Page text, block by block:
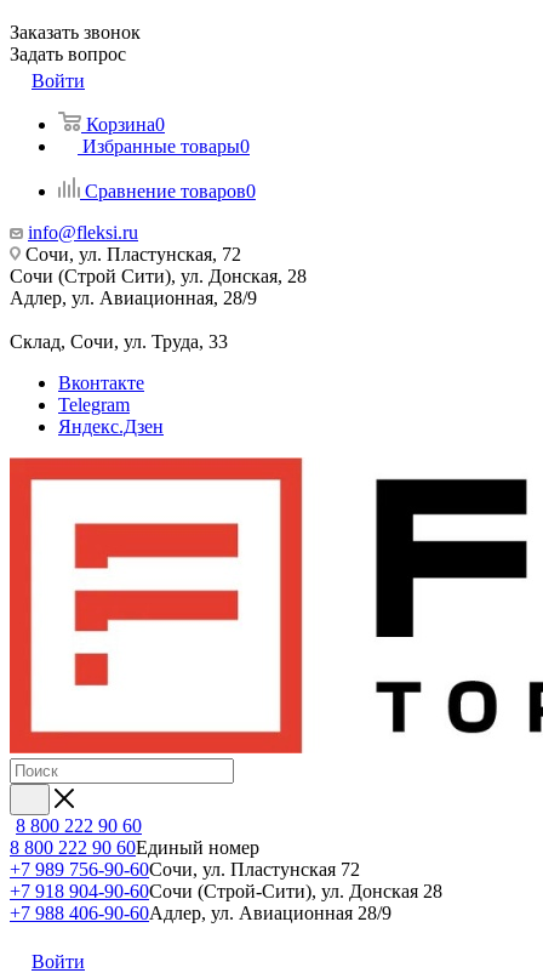
Заказать звонок
Задать вопрос
Войти
Корзина0
Избранные товары0
Сравнение товаров0
info@fleksi.ru
Сочи, ул. Пластунская, 72
Сочи (Строй Сити), ул. Донская, 28
Адлер, ул. Авиационная, 28/9
Склад, Сочи, ул. Труда, 33
Вконтакте
Telegram
Яндекс.Дзен
8 800 222 90 60
8 800 222 90 60Единый номер
+7 989 756-90-60Сочи, ул. Пластунская 72
+7 918 904-90-60Сочи (Строй-Сити), ул. Донская 28
+7 988 406-90-60Адлер, ул. Авиационная 28/9
Войти